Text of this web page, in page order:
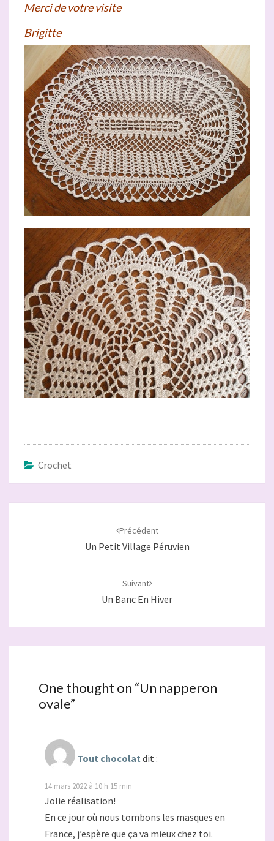
Merci de votre visite
Brigitte
Crochet
Précédent
Un Petit Village Péruvien
Suivant
Un Banc En Hiver
One thought on “Un napperon
ovale”
Tout chocolat dit :
14 mars 2022 à 10 h 15 min
Jolie réalisation!
En ce jour où nous tombons les masques en
France, j’espère que ça va mieux chez toi.